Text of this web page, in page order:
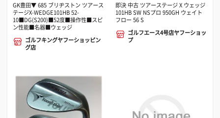
GK豊田▼ 685 ブリヂストン ツアース
テージX-WEDGE101HB 52-
10■DG(S200)■52度■操作性■スピ
ン性能■名器■ウェッジ
ゴルフキングヤフーショッピン
グ店
即決 中古 ツアーステージ X ウェッジ
101HB SW NSプロ 950GH ウェイト
フロー 56 S
ゴルフエース4号店ヤフーショッ
プ